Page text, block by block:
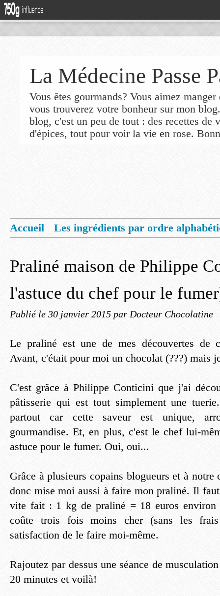
La Médecine Passe
Vous êtes gourmands? Vous aimez
vous trouverez votre bonheur sur mon
blog, c'est un peu de tout : des recettes de
d'épices, tout pour voir la vie en rose.
Accueil
Les ingrédients par ordre
Praliné maison de Philippe
l'astuce du chef pour le
Publié le 30 janvier 2015 par Docteur Chocolatine
Le praliné est une de mes découvertes de
Avant, c'était pour moi un chocolat (???) mais
C'est grâce à Philippe Conticini que j'ai
pâtisserie qui est tout simplement une
partout car cette saveur est unique,
gourmandise. Et, en plus, c'est le chef lui-
astuce pour le fumer. Oui, oui...
Grâce à plusieurs copains blogueurs et à notre
donc mise moi aussi à faire mon praliné. Il
vite fait : 1 kg de praliné = 18 euros
coûte trois fois moins cher (sans les
satisfaction de le faire moi-même.
Rajoutez par dessus une séance de
20 minutes et voilà!